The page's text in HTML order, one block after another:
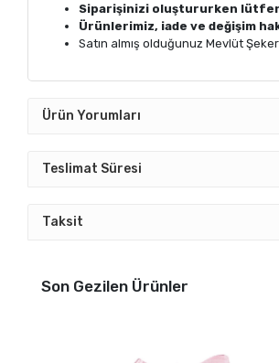
Siparişinizi oluştururken lütfen
Ürünlerimiz, iade ve değişim
Satın almış olduğunuz Mevlüt
Ürün Yorumları
Teslimat Süresi
Taksit
Son Gezilen Ürünler